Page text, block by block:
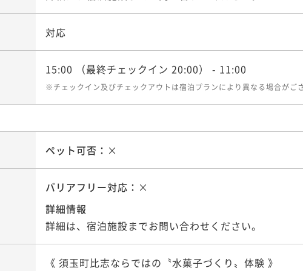
対応
15:00 （最終チェックイン 20:00） - 11:00
※チェックイン及びチェックアウトは宿泊プランにより異なる場合がござ
ペット可否： ×
バリアフリー対応： ×
詳細情報
詳細は、宿泊施設までお問い合わせください。
《 須玉町比志ならではの〝水菓子づくり〟体験 》